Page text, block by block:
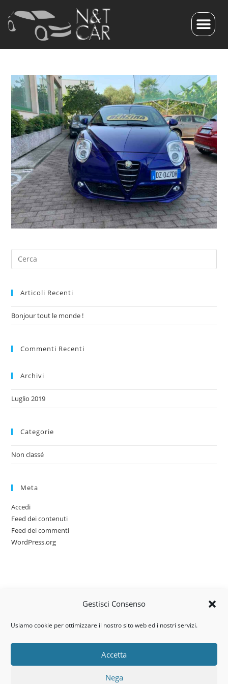
Gestisci Consenso
Usiamo cookie per ottimizzare il nostro sito web ed i nostri servizi.
Accetta
Nega
Articoli Recenti
Bonjour tout le monde !
Commenti Recenti
Archivi
Luglio 2019
Categorie
Non classé
Meta
Accedi
Feed dei contenuti
Feed dei commenti
WordPress.org
Via dell’artigianato, 14 – 31030